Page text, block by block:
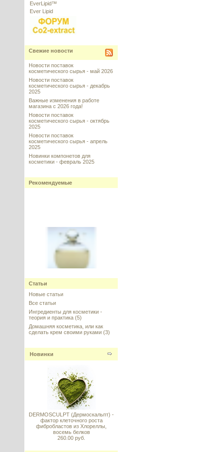
EverLipid™
Ever Lipid
Свежие новости
Новости поставок
косметического сырья - май 2026
Новости поставок
косметического сырья - декабрь
2025
Важные изменения в работе
магазина с 2026 года!
Новости поставок
косметического сырья - октябрь
2025
Новости поставок
косметического сырья - апрель
2025
Новинки компонетов для
косметики - февраль 2025
Рекомендуемые
Ferment Lysate)
---------
Superox-C™ AF (Суперокс С) -
поглотитель свободных
---------
BTMS / БТМС 7550, Южная
Корея (50%)
Статьи
Новые статьи
Все статьи
Ингредиенты для косметики -
теория и практика (5)
Домашняя косметика, или как
сделать крем своими руками (3)
Новинки
DERMOSCULPT (Дермоскальпт) -
фактор клеточного роста
фибробластов из Хлореллы,
восемь белков
260.00 руб.